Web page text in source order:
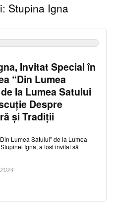
Stupina Igna
Invitat Special în
“Din Lumea
la Lumea Satului
Despre
și Tradiții
Lumea Satului" de la Lumea
Igna, a fost invitat să